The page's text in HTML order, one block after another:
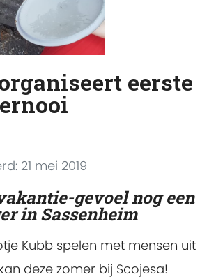
eerste
21 mei 2019
gevoel nog een
in Sassenheim
Kubb spelen met mensen uit
deze zomer bij Scojesa!